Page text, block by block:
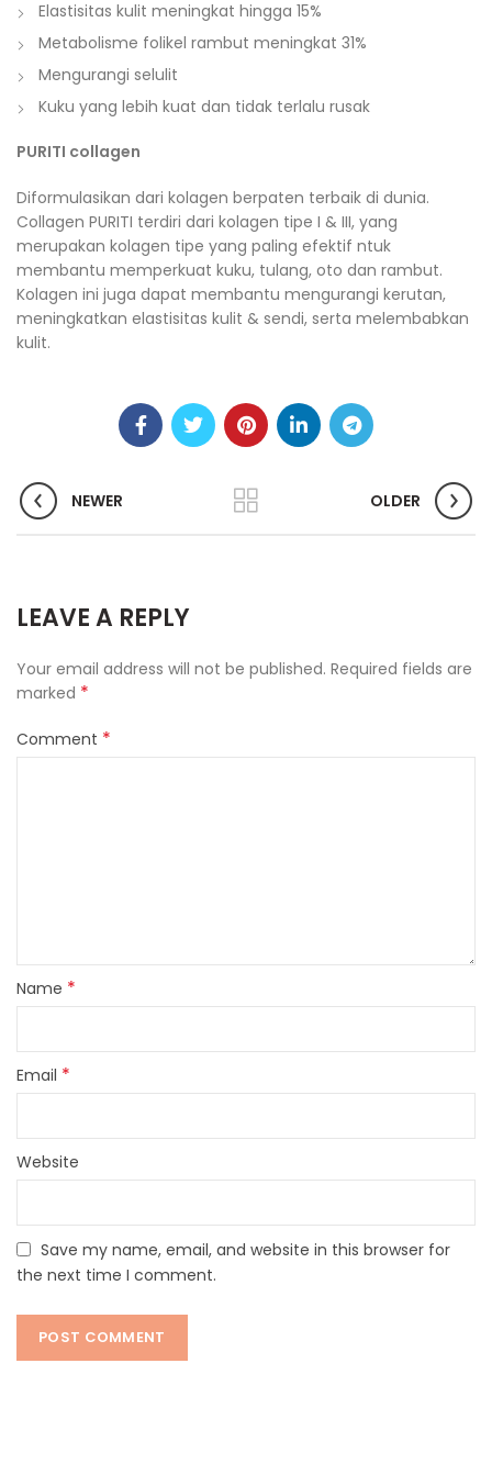
Elastisitas kulit meningkat hingga 15%
Metabolisme folikel rambut meningkat 31%
Mengurangi selulit
Kuku yang lebih kuat dan tidak terlalu rusak
PURITI collagen
Diformulasikan dari kolagen berpaten terbaik di dunia.
Collagen PURITI terdiri dari kolagen tipe I & III, yang
merupakan kolagen tipe yang paling efektif ntuk
membantu memperkuat kuku, tulang, oto dan rambut.
Kolagen ini juga dapat membantu mengurangi kerutan,
meningkatkan elastisitas kulit & sendi, serta melembabkan
kulit.
NEWER OLDER
LEAVE A REPLY
Your email address will not be published. Required fields are
marked *
Comment *
Name *
Email *
Website
Save my name, email, and website in this browser for
the next time I comment.